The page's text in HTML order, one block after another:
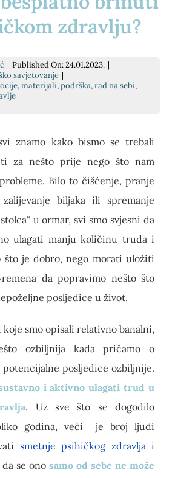
zdravlja
zdravlju?
| Published On: 24.01.2023. |
savjetovanje |
,materijali,podrška,rad na sebi,
znamo kako bismo se trebali
za nešto prije nego što nam
Bilo to čišćenje, pranje
biljaka ili spremanje
u ormar, svi smo svjesni da
ulagati manju količinu truda i
što je dobro, nego morati uložiti
da popravimo nešto što
posljedice u život.
smo opisali relativno banalni,
ozbiljnija kada pričamo o
posljedice ozbiljnije.
i aktivno ulagati trud u
. Uz sve što se dogodilo
godina, veći je broj ljudi
smetnje psihičkog zdravljai
da se onosamo od sebe ne može